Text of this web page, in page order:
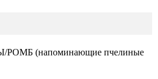
РОМБ (напоминающие пчелиные